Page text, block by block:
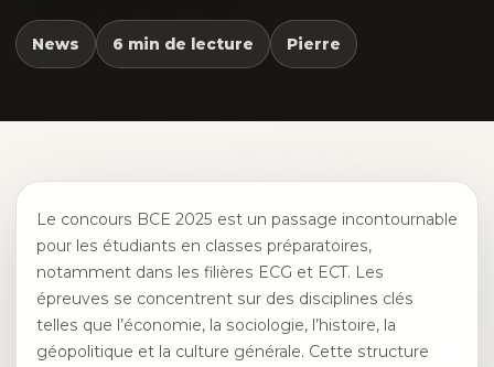
News 6 min de lecture Pierre
Le concours BCE 2025 est un passage incontournable
pour les étudiants en classes préparatoires,
notamment dans les filières ECG et ECT. Les
épreuves se concentrent sur des disciplines clés
telles que l’économie, la sociologie, l’histoire, la
géopolitique et la culture générale. Cette structure